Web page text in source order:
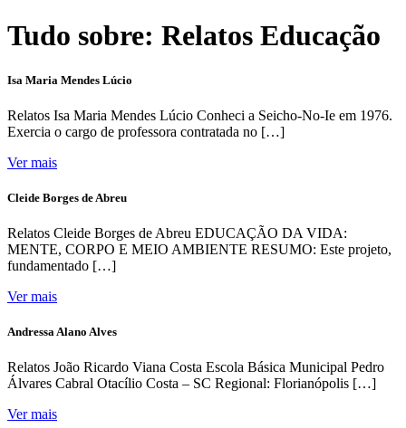
Tudo sobre: Relatos Educação
Isa Maria Mendes Lúcio
Relatos Isa Maria Mendes Lúcio Conheci a Seicho-No-Ie em 1976.
Exercia o cargo de professora contratada no […]
Ver mais
Cleide Borges de Abreu
Relatos Cleide Borges de Abreu EDUCAÇÃO DA VIDA:
MENTE, CORPO E MEIO AMBIENTE RESUMO: Este projeto,
fundamentado […]
Ver mais
Andressa Alano Alves
Relatos João Ricardo Viana Costa Escola Básica Municipal Pedro
Álvares Cabral Otacílio Costa – SC Regional: Florianópolis […]
Ver mais